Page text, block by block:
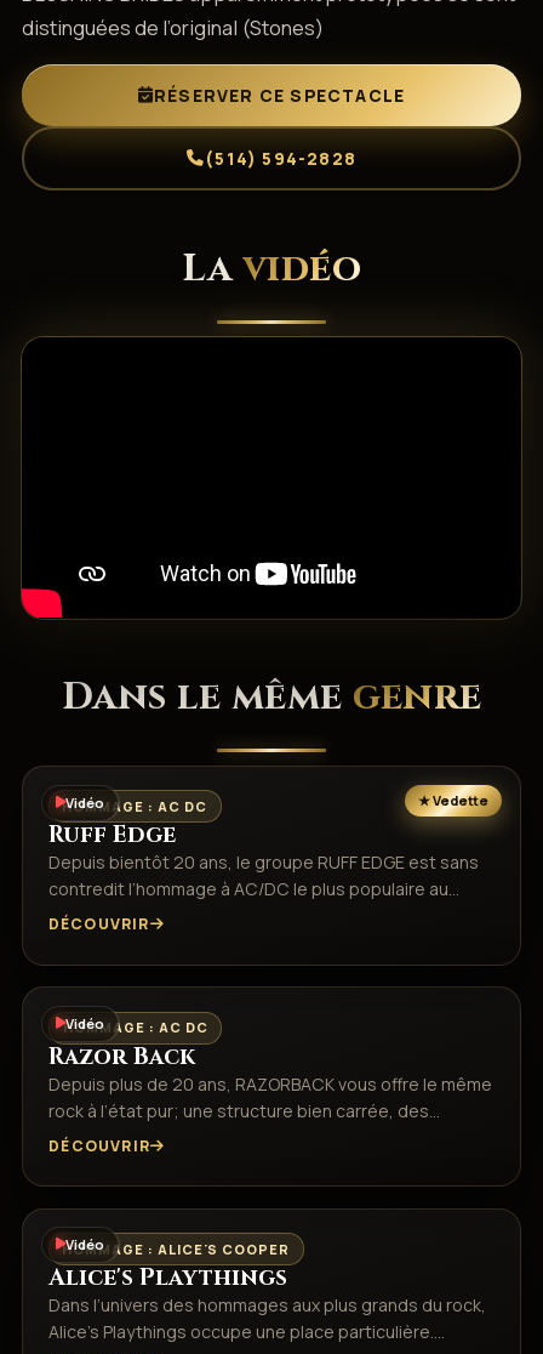
distinguées de l’original (Stones)
RÉSERVER CE SPECTACLE
(514) 594-2828
Lavidéo
Dans le même genre
Vidéo
HOMMAGE : AC DC
Ruff Edge
Depuis bientôt 20 ans, le groupe RUFF EDGE est sans
contredit l’hommage à AC/DC le plus populaire au…
DÉCOUVRIR
Vidéo
HOMMAGE : AC DC
Razor Back
Depuis plus de 20 ans, RAZORBACK vous offre le même
rock à l’état pur; une structure bien carrée, des…
DÉCOUVRIR
Vidéo
HOMMAGE : ALICE'S COOPER
Alice's Playthings
Dans l’univers des hommages aux plus grands du rock,
Alice’s Playthings occupe une place particulière.…